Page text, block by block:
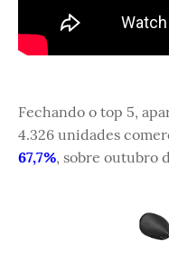
Fechando o top 5,
4.326 unidades
67,7%, sobre outubro